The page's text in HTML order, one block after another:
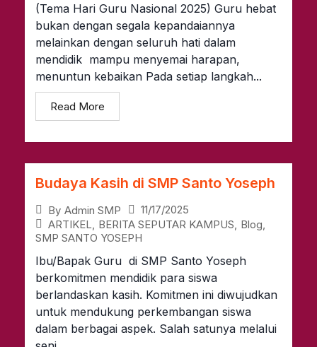
(Tema Hari Guru Nasional 2025) Guru hebat
bukan dengan segala kepandaiannya
melainkan dengan seluruh hati dalam
mendidik mampu menyemai harapan,
menuntun kebaikan Pada setiap langkah...
Read More
Budaya Kasih di SMP Santo Yoseph
By Admin SMP
11/17/2025
ARTIKEL BERITA SEPUTAR KAMPUS Blog
SMP SANTO YOSEPH
Ibu/Bapak Guru di SMP Santo Yoseph
berkomitmen mendidik para siswa
berlandaskan kasih. Komitmen ini diwujudkan
untuk mendukung perkembangan siswa
dalam berbagai aspek. Salah satunya melalui